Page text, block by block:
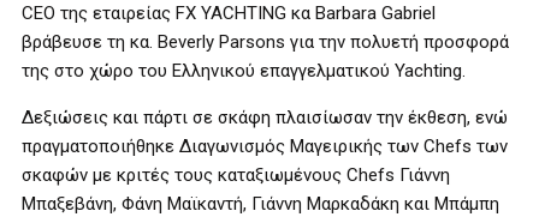
CEO της εταιρείας FX YACHTING κα Barbara Gabriel
βράβευσε τη κα. Beverly Parsons για την πολυετή προσφορά
της στο χώρο του Ελληνικού επαγγελματικού Yachting.
Δεξιώσεις και πάρτι σε σκάφη πλαισίωσαν την έκθεση, ενώ
πραγματοποιήθηκε Διαγωνισμός Μαγειρικής των Chefs των
σκαφών με κριτές τους καταξιωμένους Chefs Γιάννη
Μπαξεβάνη, Φάνη Μαϊκαντή, Γιάννη Μαρκαδάκη και Μπάμπη